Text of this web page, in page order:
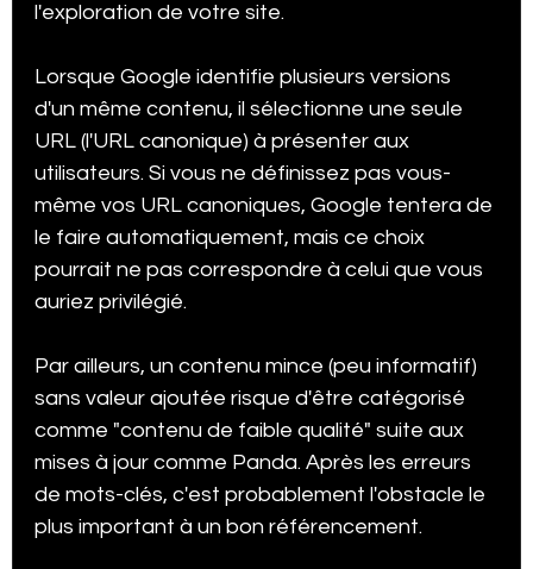
l'exploration de votre site.
Lorsque Google identifie plusieurs versions
d'un même contenu, il sélectionne une seule
URL (l'URL canonique) à présenter aux
utilisateurs. Si vous ne définissez pas vous-
même vos URL canoniques, Google tentera de
le faire automatiquement, mais ce choix
pourrait ne pas correspondre à celui que vous
auriez privilégié.
Par ailleurs, un contenu mince (peu informatif)
sans valeur ajoutée risque d'être catégorisé
comme "contenu de faible qualité" suite aux
mises à jour comme Panda. Après les erreurs
de mots-clés, c'est probablement l'obstacle le
plus important à un bon référencement.